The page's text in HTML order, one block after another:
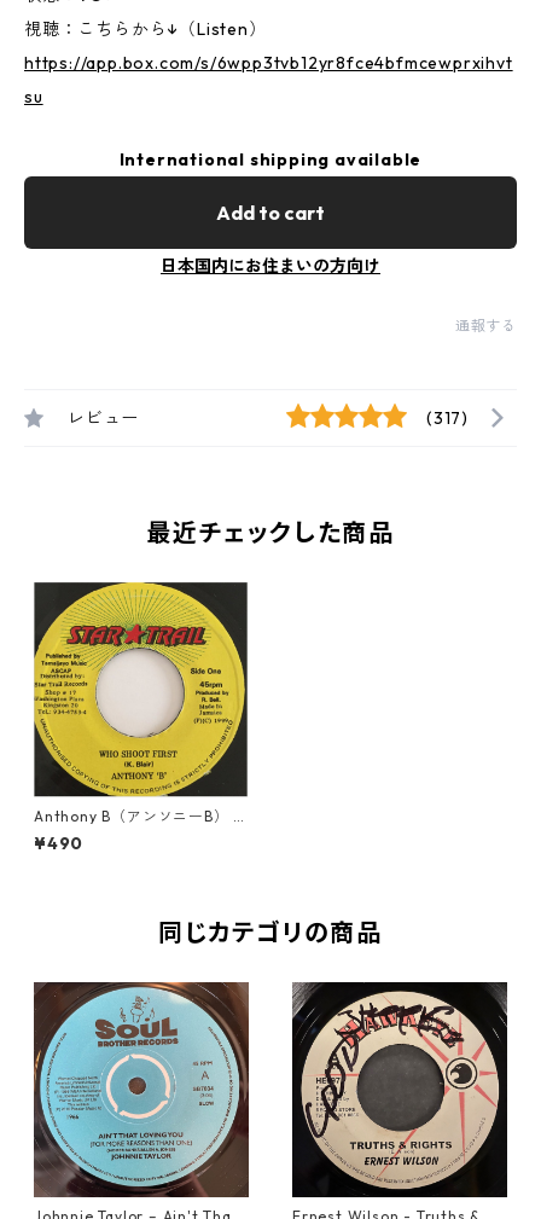
視聴：こちらから↓（Listen）
https://app.box.com/s/6wpp3tvb12yr8fce4bfmcewprxihvt
su
International shipping available
Add to cart
日本国内にお住まいの方向け
通報する
レビュー (317)
最近チェックした商品
Anthony B（アンソニーB） -
Who Shoot First【7'】
¥490
同じカテゴリの商品